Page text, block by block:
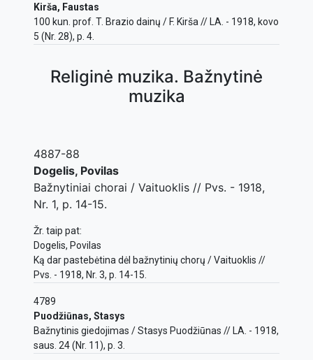
Kirša, Faustas
100 kun. prof. T. Brazio dainų / F. Kirša // LA. - 1918, kovo
5 (Nr. 28), p. 4.
Religinė muzika. Bažnytinė
muzika
4887-88
Dogelis, Povilas
Bažnytiniai chorai / Vaituoklis // Pvs. - 1918,
Nr. 1, p. 14-15.
Žr. taip pat:
Dogelis, Povilas
Ką dar pastebėtina dėl bažnytinių chorų / Vaituoklis //
Pvs. - 1918, Nr. 3, p. 14-15.
4789
Puodžiūnas, Stasys
Bažnytinis giedojimas / Stasys Puodžiūnas // LA. - 1918,
saus. 24 (Nr. 11), p. 3.